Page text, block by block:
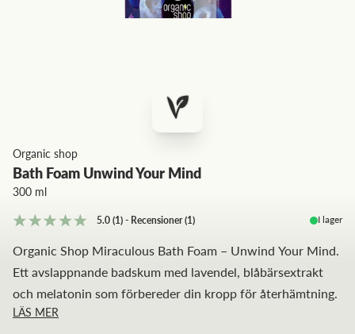
Organic shop
Bath Foam Unwind Your Mind
300 ml
5.0(1)- Recensioner(1) I lager
Organic Shop Miraculous Bath Foam – Unwind Your Mind.
Ett avslappnande badskum med lavendel, blåbärsextrakt
och melatonin som förbereder din kropp för återhämtning.
LÄS MER